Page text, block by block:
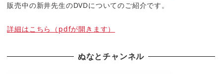
販売中の新井先生のDVDについてのご紹介です。
詳細はこちら（pdfが開きます）
ぬなとチャンネル